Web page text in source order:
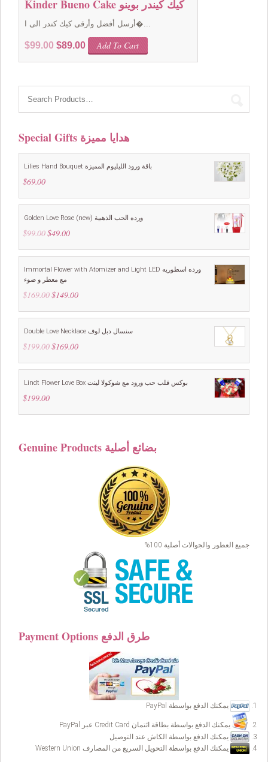
Kinder Bueno Cake كيك كيندر بوينو
أرسل أفضل وأرقى كيك كندر الى ا�...
$99.00 Original
$89.00Current
price
Add To Cart
Special Gifts هدايا مميزة
Lilies Hand Bouquet باقة ورود الليليوم المميزة
$69.00
Golden Love Rose (new) ورده الحب الذهبية
$99.00 Original
was:
$49.00Current
is:
Immortal Flower with Atomizer and Light LED ورده اسطوريه
مع معطر و ضوء
$169.00 Original
was:
$149.00Current
is:
Double Love Necklace سنسال دبل لوف
$199.00 Original
was:
$169.00Current
is:
Lindt Flower Love Box بوكس قلب حب ورود مع شوكولا لينت
$199.00
Genuine Products بضائع أصلية
جميع العطور والجوالات أصلية 100%
Payment Options طرق الدفع
يمكنك الدفع بواسطة PayPal
يمكنك الدفع بواسطة بطاقة ائتمان Credit Card عبر PayPal
يمكنك الدفع بواسطة الكاش عند التوصيل
يمكنك الدفع بواسطة التحويل السريع من المصارف Western Union